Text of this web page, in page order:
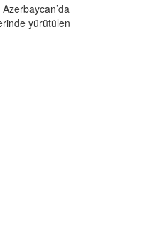
yürütülen